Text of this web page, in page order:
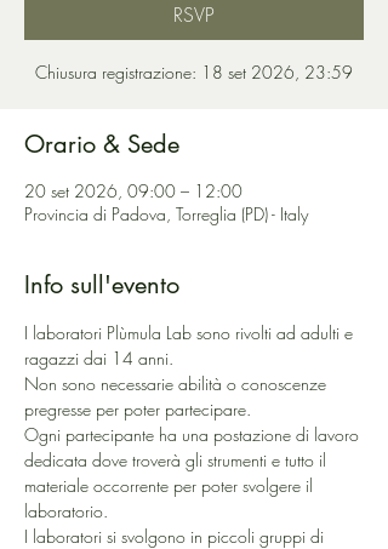
RSVP
Chiusura registrazione: 18 set 2026, 23:59
Orario & Sede
20 set 2026, 09:00 – 12:00
Provincia di Padova, Torreglia (PD) - Italy
Info sull'evento
I laboratori Plùmula Lab sono rivolti ad adulti e
ragazzi dai 14 anni.
Non sono necessarie abilità o conoscenze
pregresse per poter partecipare.
Ogni partecipante ha una postazione di lavoro
dedicata dove troverà gli strumenti e tutto il
materiale occorrente per poter svolgere il
laboratorio.
I laboratori si svolgono in piccoli gruppi di